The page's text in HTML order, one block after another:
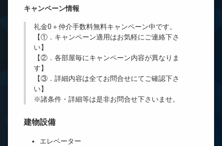
キャンペーン情報
礼金0 ＋仲介手数料無料キャンペーン中です。
【①．キャンペーン適用はお気軽にご連絡下さ
い】
【②．各部屋毎にキャンペーン内容が異なりま
す】
【③．詳細内容は全てお問合せにてご確認下さ
い】
※諸条件・詳細等は是非お問合せ下さいませ。
建物設備
エレベーター